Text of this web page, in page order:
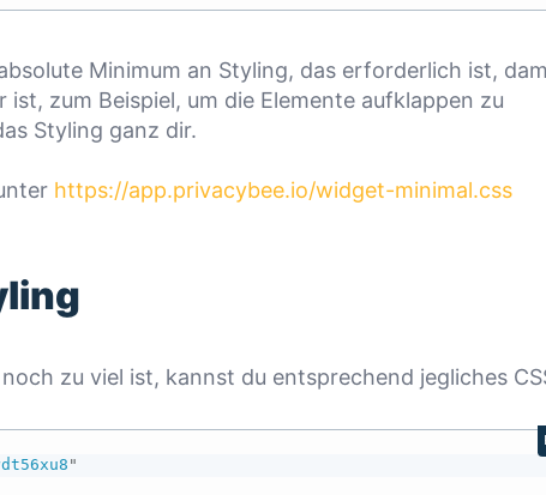
Minimum an Styling, das erforderlich ist,
zum Beispiel, um die Elemente aufklappen zu
Styling ganz dir.
https://app.privacybee.io/widget-minimal.css
zu viel ist, kannst du entsprechend jegliches
"